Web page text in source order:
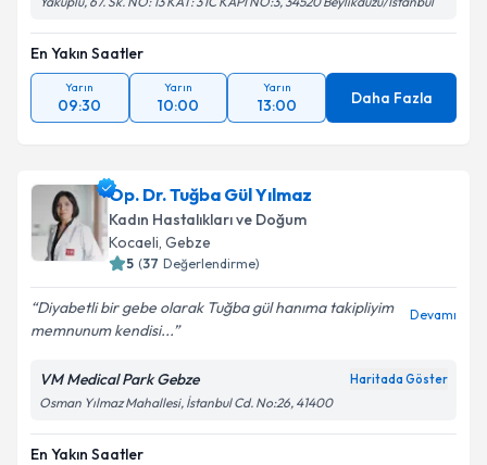
En Yakın Saatler
Yarın
09:30
Yarın
10:00
Yarın
13:00 Daha Fazla
Op. Dr. Tuğba Gül Yılmaz
Kadın Hastalıkları ve Doğum
Kocaeli, Gebze
5 (37 Değerlendirme)
Diyabetli bir gebe olarak Tuğba gül hanıma takipliyim
memnunum kendisi...
Devamı
VM Medical Park Gebze Haritada Göster
Osman Yılmaz Mahallesi, İstanbul Cd. No:26, 41400
En Yakın Saatler